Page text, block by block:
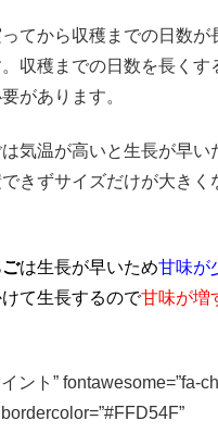
てから収穫までの日数が
収穫までの日数を長くす
があります。
気温が高いと生長が早い
きずサイズだけが大きく
は生長が早いため甘味が
て生長するので甘味が増
ント” fontawesome=”fa-